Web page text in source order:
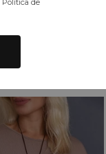
Política de